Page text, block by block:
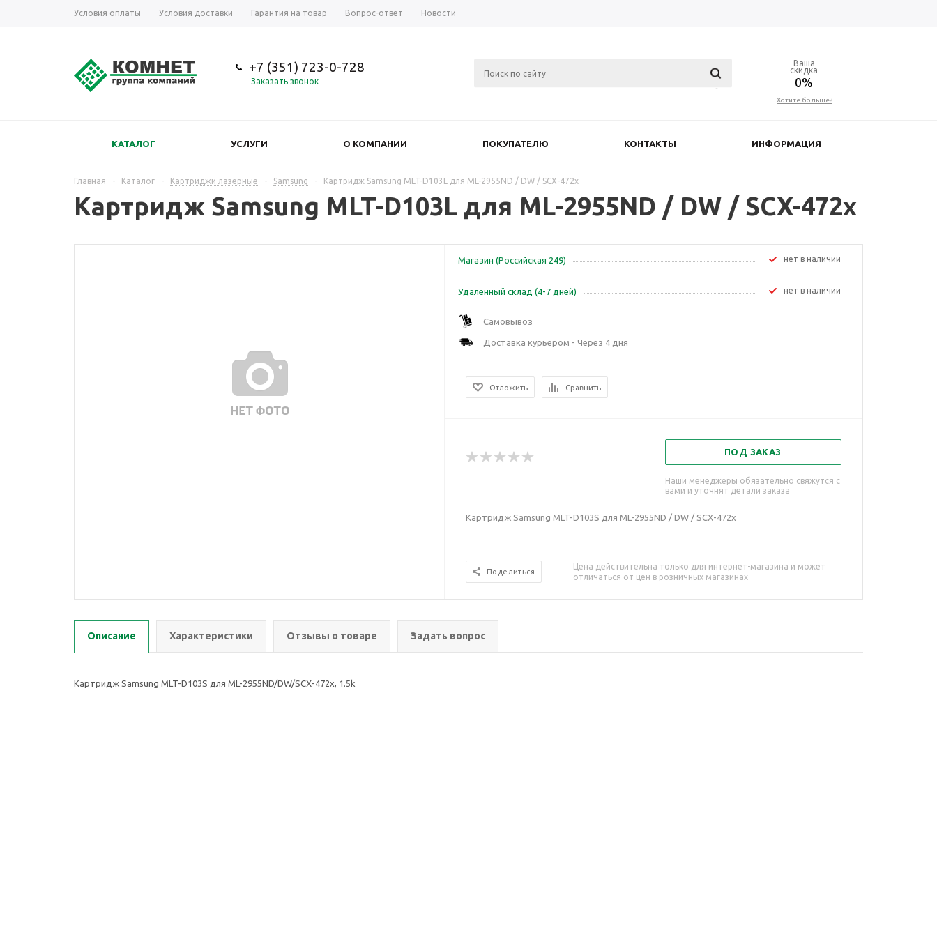
Условия оплаты Условия доставки Гарантия на товар Вопрос-ответ Новости
+7 (351) 723-0-728
Заказать звонок
Ваша
скидка
0%
Хотите больше?
КАТАЛОГ УСЛУГИ О КОМПАНИИ ПОКУПАТЕЛЮ КОНТАКТЫ ИНФОРМАЦИЯ
Главная - Каталог - Картриджи лазерные - Samsung - Картридж Samsung MLT-D103L для ML-2955ND / DW / SCX-472x
Картридж Samsung MLT-D103L для ML-2955ND / DW / SCX-472x
Магазин (Российская 249) Нет в наличии
Удаленный склад (4-7 дней) Нет в наличии
Самовывоз
Доставка курьером - Через 4 дня
Отложить Сравнить
ПОД ЗАКАЗ
Наши менеджеры обязательно свяжутся с
вами и уточнят детали заказа
Картридж Samsung MLT-D103S для ML-2955ND / DW / SCX-472x
Поделиться
Цена действительна только для интернет-магазина и может
отличаться от цен в розничных магазинах
Описание Характеристики Отзывы о товаре Задать вопрос
Картридж Samsung MLT-D103S для ML-2955ND/DW/SCX-472x, 1.5k